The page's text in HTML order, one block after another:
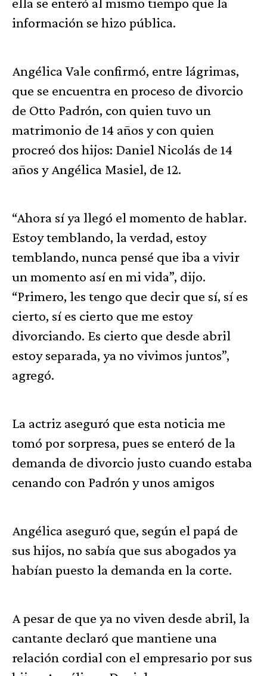
información se hizo pública.
Angélica Vale confirmó, entre lágrimas,
que se encuentra en proceso de divorcio
de Otto Padrón, con quien tuvo un
matrimonio de 14 años y con quien
procreó dos hijos: Daniel Nicolás de 14
años y Angélica Masiel, de 12.
“Ahora sí ya llegó el momento de hablar.
Estoy temblando, la verdad, estoy
temblando, nunca pensé que iba a vivir
un momento así en mi vida”, dijo.
“Primero, les tengo que decir que sí, sí es
cierto, sí es cierto que me estoy
divorciando. Es cierto que desde abril
estoy separada, ya no vivimos juntos”,
agregó.
La actriz aseguró que esta noticia me
tomó por sorpresa, pues se enteró de la
demanda de divorcio justo cuando estaba
cenando con Padrón y unos amigos
Angélica aseguró que, según el papá de
sus hijos, no sabía que sus abogados ya
habían puesto la demanda en la corte.
A pesar de que ya no viven desde abril, la
cantante declaró que mantiene una
relación cordial con el empresario por sus